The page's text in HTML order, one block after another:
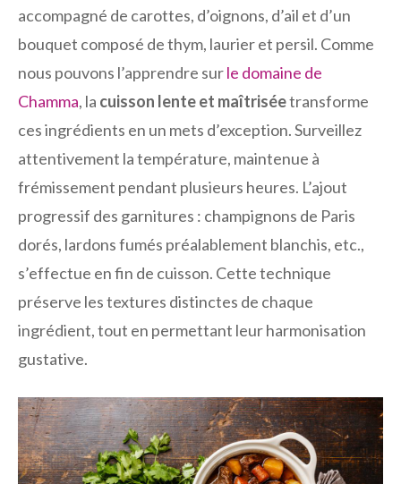
accompagné de carottes, d’oignons, d’ail et d’un
bouquet composé de thym, laurier et persil. Comme
nous pouvons l’apprendre surle domaine de
Chamma, la cuisson lente et maîtriséetransforme
ces ingrédients en un mets d’exception. Surveillez
attentivement la température, maintenue à
frémissement pendant plusieurs heures. L’ajout
progressif des garnitures : champignons de Paris
dorés, lardons fumés préalablement blanchis, etc.,
s’effectue en fin de cuisson. Cette technique
préserve les textures distinctes de chaque
ingrédient, tout en permettant leur harmonisation
gustative.